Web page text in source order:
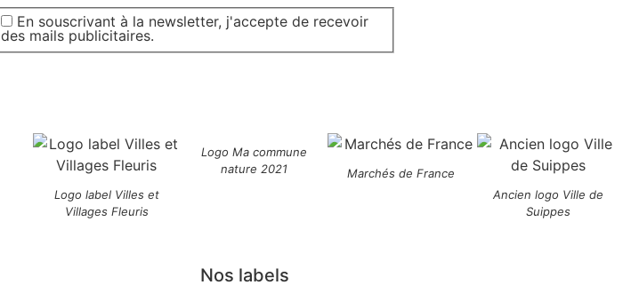
En souscrivant à la newsletter, j'accepte de recevoir
des mails publicitaires.
Logo label Villes et
Villages Fleuris
Logo Ma commune
nature 2021
Marchés de France
Ancien logo Ville de
Suippes
Nos labels